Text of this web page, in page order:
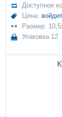
Доступное
Цена:
Размер:
Упаковка 12